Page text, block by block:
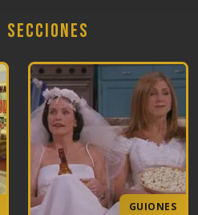
GUIONES